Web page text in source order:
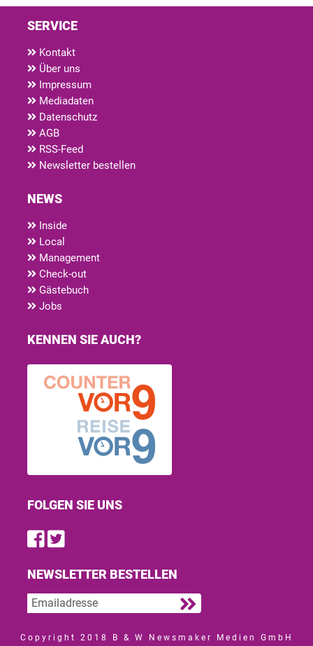
SERVICE
Kontakt
Über uns
Impressum
Mediadaten
Datenschutz
AGB
RSS-Feed
Newsletter bestellen
NEWS
Inside
Local
Management
Check-out
Gästebuch
Jobs
KENNEN SIE AUCH?
FOLGEN SIE UNS
Find us on Facebook
Follow us on Twitter
NEWSLETTER BESTELLEN
Copyright 2018 B & W Newsmaker Medien GmbH